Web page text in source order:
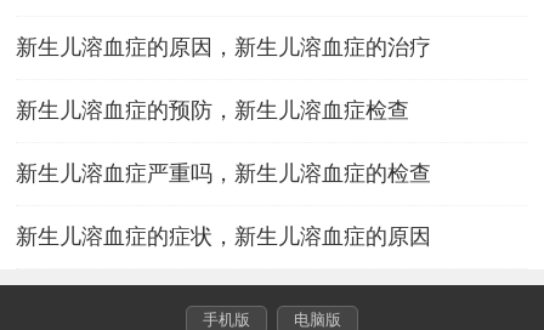
新生儿溶血症的原因，新生儿溶血症的治疗
新生儿溶血症的预防，新生儿溶血症检查
新生儿溶血症严重吗，新生儿溶血症的检查
新生儿溶血症的症状，新生儿溶血症的原因
手机版 电脑版